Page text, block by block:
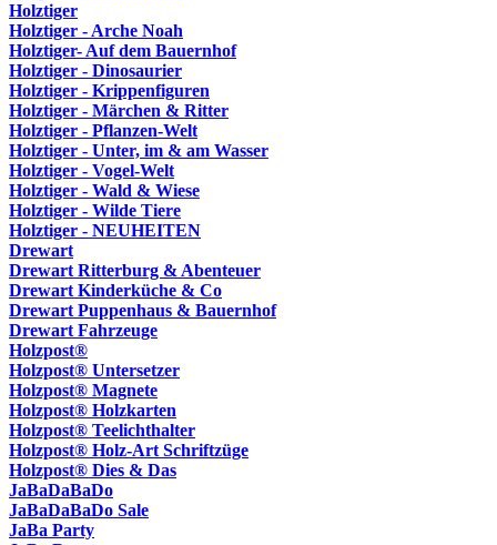
Holztiger
Holztiger - Arche Noah
Holztiger- Auf dem Bauernhof
Holztiger - Dinosaurier
Holztiger - Krippenfiguren
Holztiger - Märchen & Ritter
Holztiger - Pflanzen-Welt
Holztiger - Unter, im & am Wasser
Holztiger - Vogel-Welt
Holztiger - Wald & Wiese
Holztiger - Wilde Tiere
Holztiger - NEUHEITEN
Drewart
Drewart Ritterburg & Abenteuer
Drewart Kinderküche & Co
Drewart Puppenhaus & Bauernhof
Drewart Fahrzeuge
Holzpost®
Holzpost® Untersetzer
Holzpost® Magnete
Holzpost® Holzkarten
Holzpost® Teelichthalter
Holzpost® Holz-Art Schriftzüge
Holzpost® Dies & Das
JaBaDaBaDo
JaBaDaBaDo Sale
JaBa Party